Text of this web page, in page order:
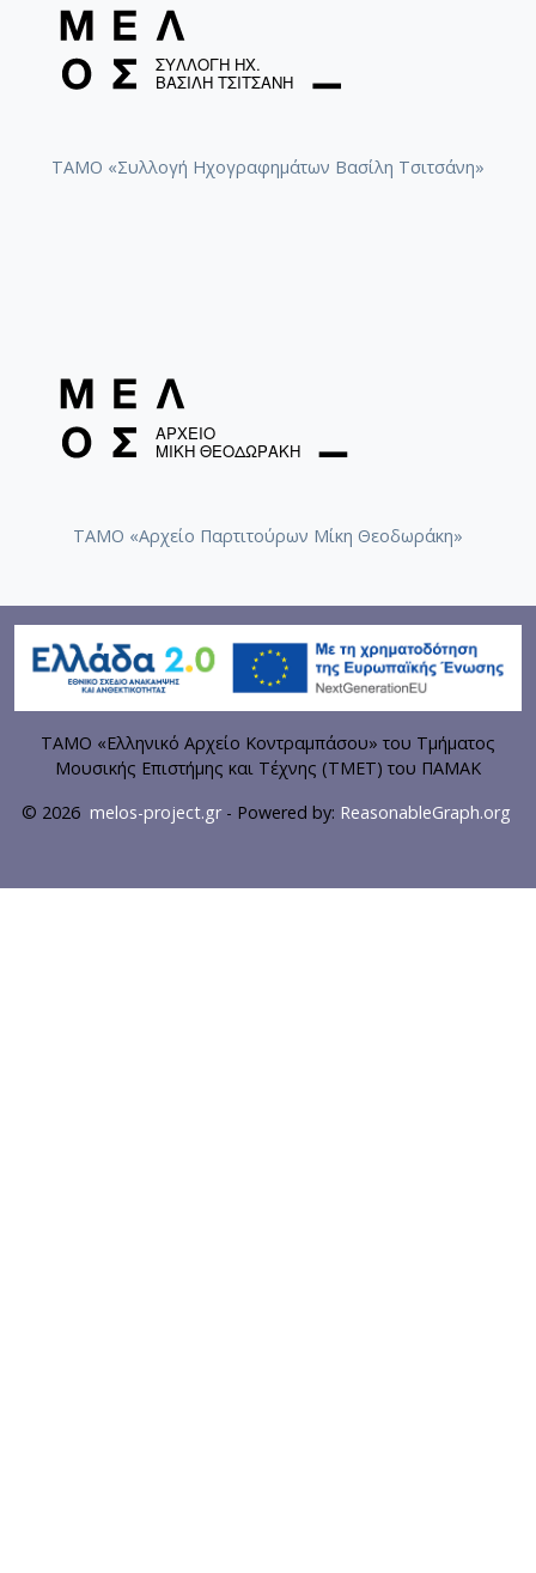
ΤΑΜΟ «Συλλογή Ηχογραφημάτων Βασίλη Τσιτσάνη»
ΤΑΜΟ «Αρχείο Παρτιτούρων Μίκη Θεοδωράκη»
ΤΑΜΟ «Ελληνικό Αρχείο Κοντραμπάσου» του Τμήματος
Μουσικής Επιστήμης και Τέχνης (ΤΜΕΤ) του ΠΑΜΑΚ
© 2026 melos-project.gr- Powered by: ReasonableGraph.org